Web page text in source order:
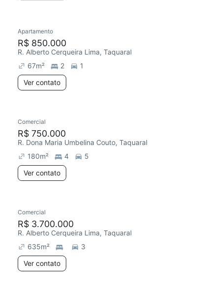
Apartamento
R$ 850.000
R. Alberto Cerqueira Lima, Taquaral
67m² 2
1
Ver contato
Comercial
R$ 750.000
R. Dona Maria Umbelina Couto, Taquaral
180m² 4
5
Ver contato
Comercial
R$ 3.700.000
R. Alberto Cerqueira Lima, Taquaral
635m²
3
Ver contato